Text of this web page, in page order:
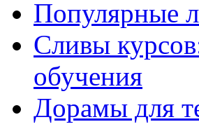
Популярные
Сливы
обучения
Дорамы для